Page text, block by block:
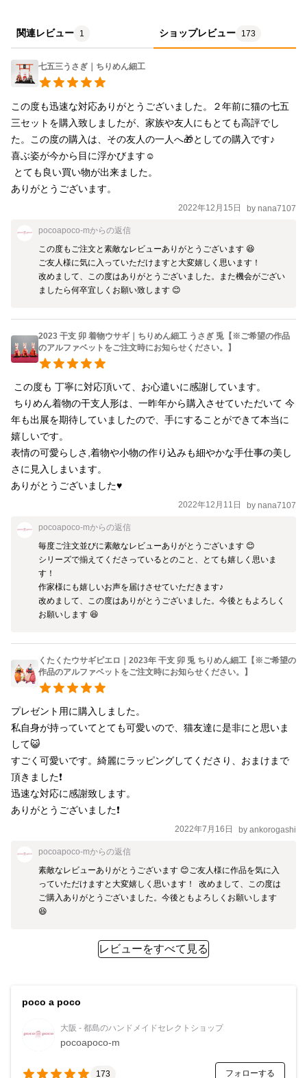
入っているので型崩れがしにくい ★マチがあり、自立させられる
★普段使い～お買い物バッグやママバッグまで◎ サイズ ￣￣￣￣
￣￣￣￣￣ 約 上辺 28cm × 底辺 22cm×高さ 21cm×マチ 10cm×持
関連レビュー 1 ショップレビュー 173
七五三うさぎ｜ちりめん細工
この度も迅速な対応ありがとうございました。２年前に猫の七五
三セットを購入致しましたが、家族や友人にもとても高評でし
た。この度の購入は、その友人の一人へ🎁としての購入です♪
喜ぶ姿が今から目に浮かびます☺️
ありがとうございます。
2022年12月15日 by nana7107
pocoapoco-mからの返信
この度もご注文と素敵なレビューありがとうございます 😆
ご友人様に気に入っていただけますと大変嬉しく思います！
改めまして、この度はありがとうございました。また機会がござい
ましたら何卒宜しくお願い致します 😊
2023 干支 卯 着物ウサギ｜ちりめん細工 うさぎ 兎【※ご希望の作品
のアルファベットをご注文時にお知らせください。】
年も出展を期待していましたので、手にすることができて本当に
嬉しいです。
表情の可愛らしさ,着物や小物の作り込みも細やかな手仕事の美し
さに見入しまいます。
ありがとうございました♥️
2022年12月11日 by nana7107
pocoapoco-mからの返信
毎度ご注文並びに素敵なレビューありがとうございます 😊
シリーズで揃えてくださっているとのこと、とても嬉しく思いま
す！
作家様にも嬉しいお声を届けさせていただきます♪
改めまして、この度はありがとうございました。今後ともよろしく
お願いします 😆
くたくたウサギピエロ｜2023年 干支 卯 兎 ちりめん細工【※ご希望の
作品のアルファベットをご注文時にお知らせください。】
プレゼント用に購入しました。
私自身が持っていてとても可愛いので、猫友達に是非にと思いま
して😺
すごく可愛いです。綺麗にラッピングしてくださり、おまけまで
頂きました❗
迅速な対応に感謝致します。
ありがとうございました❗
2022年7月16日 by ankorogashi
pocoapoco-mからの返信
素敵なレビューありがとうございます 😊ご友人様に作品を気に入
っていただけますと大変嬉しく思います！  改めまして、この度は
ご購入ありがとうございました。今後ともよろしくお願いします
😆
レビューをすべて見る
poco a poco
大阪 - 都島のハンドメイドセレクトショップ
pocoapoco-m
173 フォローする